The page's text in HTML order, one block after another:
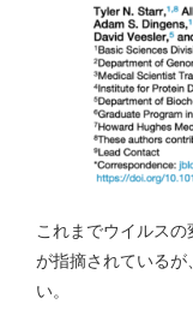
これまでウイルス
が指摘されている
い。